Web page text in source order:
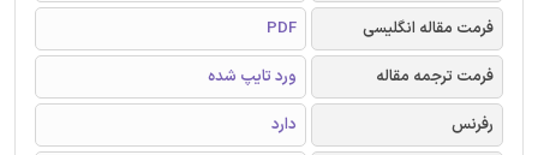
فرمت مقاله انگلیسی
PDF
فرمت ترجمه مقاله
ورد تایپ شده
رفرنس
دارد